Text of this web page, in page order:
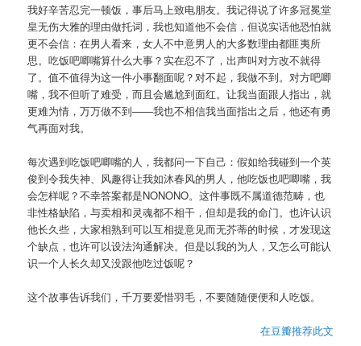
我好辛苦忍完一顿饭，事后马上致电朋友。我记得说了许多冠冕堂
皇无伤大雅的理由做托词，我也知道他不会信，但说实话他恐怕就
更不会信：在男人看来，女人不中意男人的大多数理由都匪夷所
思。吃饭吧唧嘴算什么大事？实在忍不了，出声叫对方改不就得
了。值不值得为这一件小事翻面呢？对不起，我做不到。对方吧唧
嘴，我不但听了难受，而且会尴尬到面红。让我当面跟人指出，就
更难为情，万万做不到——我也不相信我当面指出之后，他还有勇
气再面对我。
每次遇到吃饭吧唧嘴的人，我都问一下自己：假如给我碰到一个英
俊到令我失神、风趣得让我如沐春风的男人，他吃饭也吧唧嘴，我
会怎样呢？不幸答案都是NONONO。这件事既不属道德范畴，也
非性格缺陷，与卖相和灵魂都不相干，但却是我的命门。也许认识
他长久些，大家相熟到可以互相提意见而无芥蒂的时候，才发现这
个缺点，也许可以设法沟通解决。但是以我的为人，又怎么可能认
识一个人长久却又没跟他吃过饭呢？
这个故事告诉我们，千万要爱惜羽毛，不要随随便便和人吃饭。
在豆瓣推荐此文